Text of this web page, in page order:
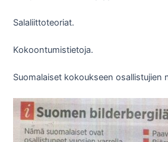
Salaliittoteoriat.
Kokoontumistietoja.
Suomalaiset kokoukseen osallistujien